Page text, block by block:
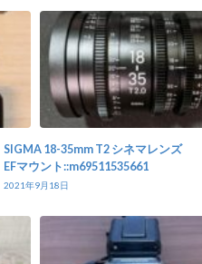
SIGMA 18-35mm T2 シネマレンズ
EFマウント::m69511535661
2021年9月18日